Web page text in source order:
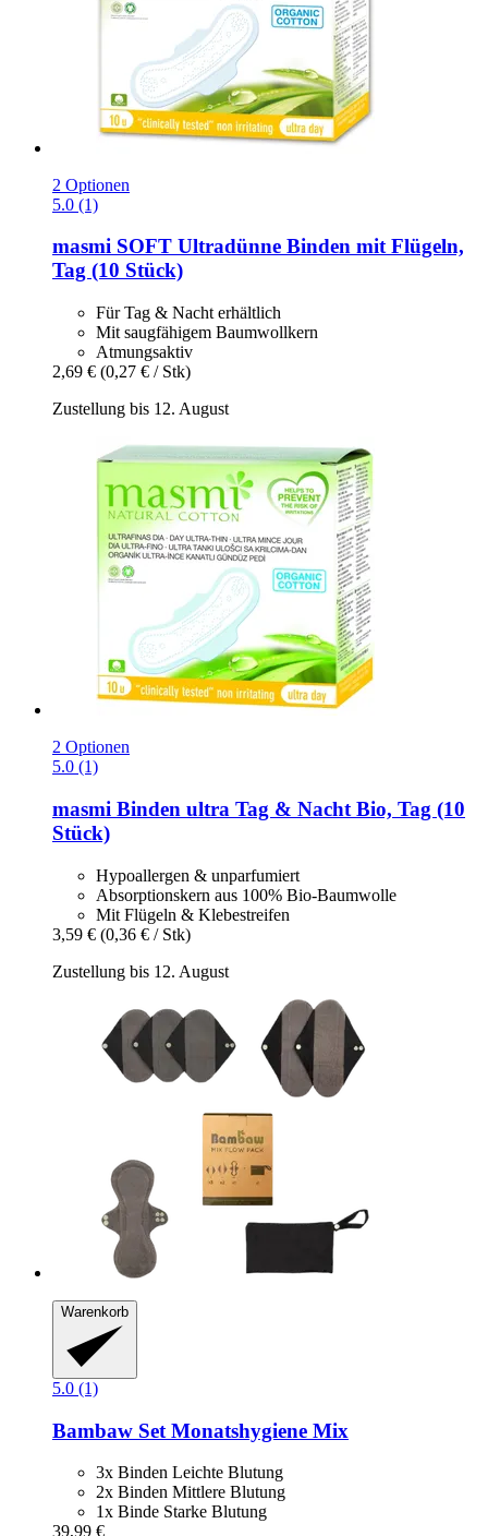
2 Optionen
5.0 (1)
masmi SOFT Ultradünne Binden mit Flügeln,
Tag (10 Stück)
Für Tag & Nacht erhältlich
Mit saugfähigem Baumwollkern
Atmungsaktiv
2,69 € (0,27 € / Stk)
Zustellung bis 12. August
2 Optionen
5.0 (1)
masmi Binden ultra Tag & Nacht Bio, Tag (10
Stück)
Hypoallergen & unparfumiert
Absorptionskern aus 100% Bio-Baumwolle
Mit Flügeln & Klebestreifen
3,59 € (0,36 € / Stk)
Zustellung bis 12. August
Warenkorb
5.0 (1)
Bambaw Set Monatshygiene Mix
3x Binden Leichte Blutung
2x Binden Mittlere Blutung
1x Binde Starke Blutung
39,99 €